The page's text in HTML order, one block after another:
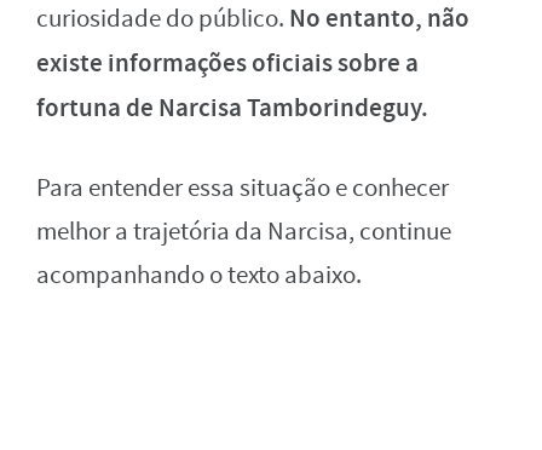
curiosidade do público. No entanto, não
existe informações oficiais sobre a
fortuna de Narcisa Tamborindeguy.
Para entender essa situação e conhecer
melhor a trajetória da Narcisa, continue
acompanhando o texto abaixo.